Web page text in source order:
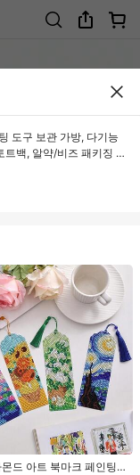
도구 보관 가방, 다기능
백, 알약/비즈 패키징 다
드 아트 북마크 페인팅